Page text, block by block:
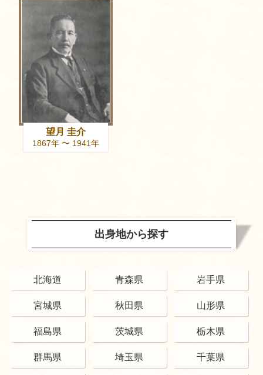
望月 圭介
1867年 〜 1941年
出身地から探す
北海道 青森県 岩手県
宮城県 秋田県 山形県
福島県 茨城県 栃木県
群馬県 埼玉県 千葉県